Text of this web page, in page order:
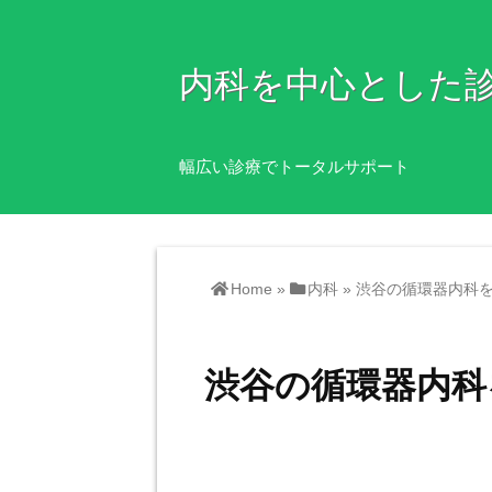
内科を中心とした
幅広い診療でトータルサポート
Home » 内科 » 渋谷の循環器内科
渋谷の循環器内